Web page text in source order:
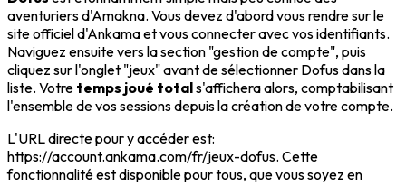
aventuriers d'Amakna. Vous devez d'abord vous rendre sur le
site officiel d'Ankama et vous connecter avec vos identifiants.
Naviguez ensuite vers la section "gestion de compte", puis
cliquez sur l'onglet "jeux" avant de sélectionner Dofus dans la
liste. Votre temps joué totals'affichera alors, comptabilisant
l'ensemble de vos sessions depuis la création de votre compte.
L'URL directe pour y accéder est:
https://account.ankama.com/fr/jeux-dofus. Cette
fonctionnalité est disponible pour tous, que vous soyez en